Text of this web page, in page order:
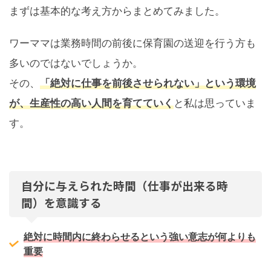
まずは基本的な考え方からまとめてみました。
ワーママは業務時間の前後に保育園の送迎を行う方も
多いのではないでしょうか。
その、 「絶対に仕事を前後させられない」という環境
が、生産性の高い人間を育てていくと私は思っていま
す。
自分に与えられた時間（仕事が出来る時
間）を意識する
絶対に時間内に終わらせるという強い意志が何よりも
重要